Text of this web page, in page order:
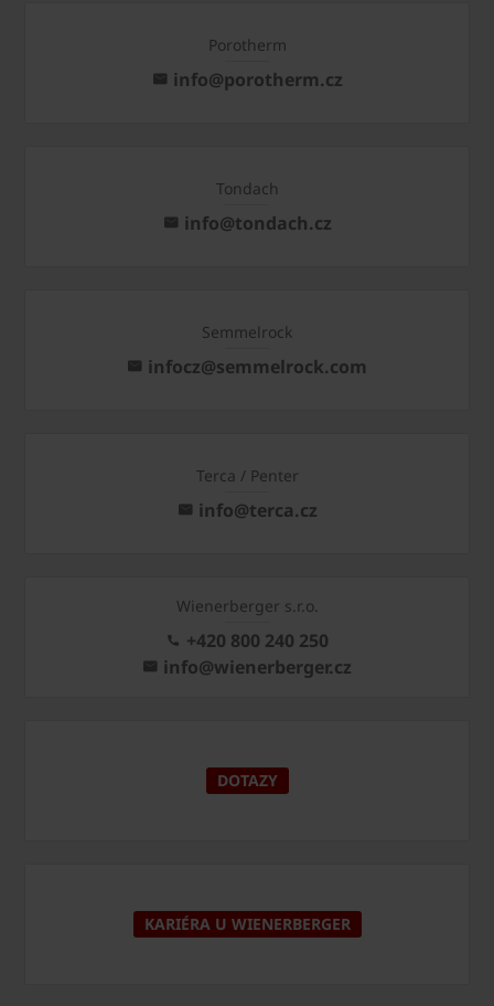
Porotherm
info@porotherm.cz
Tondach
info@tondach.cz
Semmelrock
infocz@semmelrock.com
Terca / Penter
info@terca.cz
Wienerberger s.r.o.
+420 800 240 250
info@wienerberger.cz
DOTAZY
KARIÉRA U WIENERBERGER